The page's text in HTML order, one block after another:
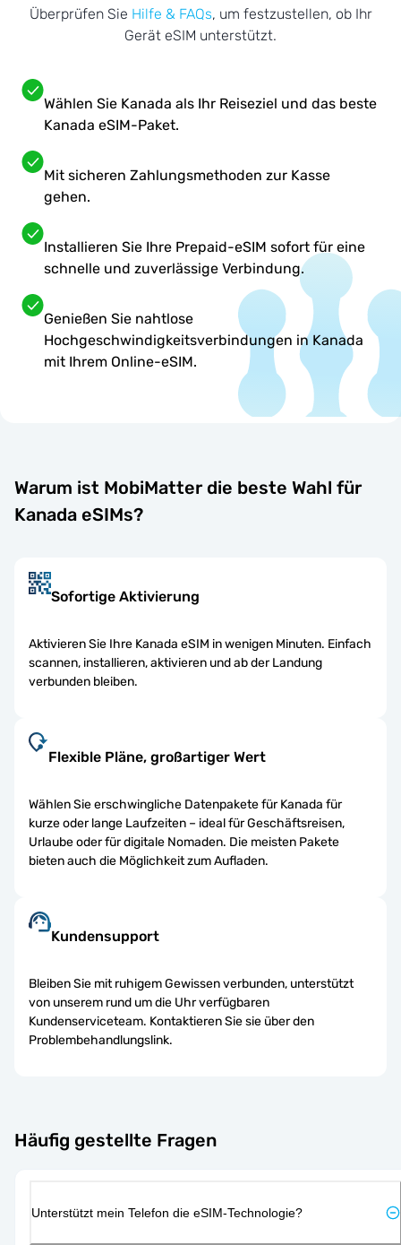
Überprüfen Sie Hilfe & FAQs, um festzustellen, ob Ihr
Gerät eSIM unterstützt.
Wählen Sie Kanada als Ihr Reiseziel und das beste
Kanada eSIM-Paket.
Mit sicheren Zahlungsmethoden zur Kasse
gehen.
Installieren Sie Ihre Prepaid-eSIM sofort für eine
schnelle und zuverlässige Verbindung.
Genießen Sie nahtlose
Hochgeschwindigkeitsverbindungen in Kanada
mit Ihrem Online-eSIM.
Warum ist MobiMatter die beste Wahl für
Kanada eSIMs?
Sofortige Aktivierung
Aktivieren Sie Ihre Kanada eSIM in wenigen Minuten. Einfach
scannen, installieren, aktivieren und ab der Landung
verbunden bleiben.
Flexible Pläne, großartiger Wert
Wählen Sie erschwingliche Datenpakete für Kanada für
kurze oder lange Laufzeiten – ideal für Geschäftsreisen,
Urlaube oder für digitale Nomaden. Die meisten Pakete
bieten auch die Möglichkeit zum Aufladen.
Kundensupport
Bleiben Sie mit ruhigem Gewissen verbunden, unterstützt
von unserem rund um die Uhr verfügbaren
Kundenserviceteam. Kontaktieren Sie sie über den
Problembehandlungslink.
Häufig gestellte Fragen
Unterstützt mein Telefon die eSIM-Technologie?